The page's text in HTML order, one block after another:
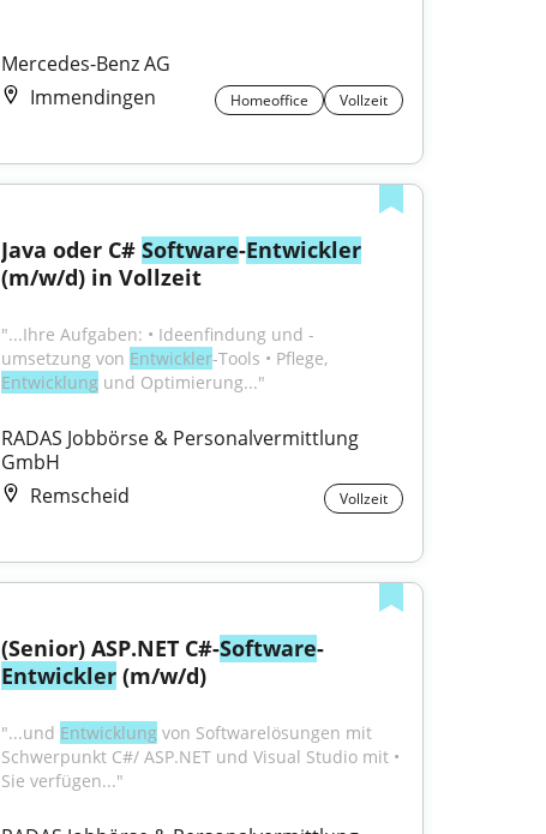
Mercedes-Benz AG
Immendingen
Homeoffice Vollzeit
Java oder C# Software-Entwickler
(m/w/d) in Vollzeit
"...Ihre Aufgaben: • Ideenfindung und -
umsetzung von Entwickler
-Tools • Pflege,
Entwicklung und Optimierung..."
RADAS Jobbörse & Personalvermittlung
GmbH
Remscheid
Vollzeit
(Senior) ASP.NET C#-Software-
Entwickler (m/w/d)
"...und Entwicklung von Softwarelösungen mit
Schwerpunkt C#/ ASP.NET und Visual Studio mit •
Sie verfügen..."